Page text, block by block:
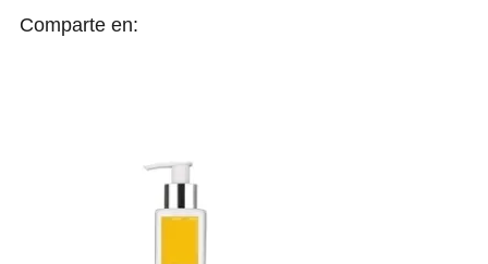
Comparte en: